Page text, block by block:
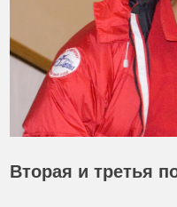
Вторая и третья